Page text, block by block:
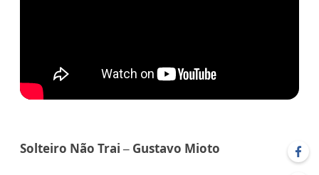
Solteiro Não Trai – Gustavo Mioto